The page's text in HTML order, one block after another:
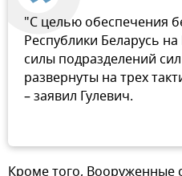
"С целью обеспечения
Республики Беларусь
силы подразделений
развернуты на трех
– заявил Гулевич.
Кроме того, Вооруженные